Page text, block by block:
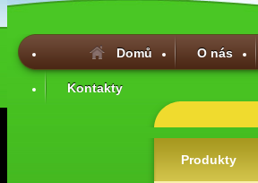
Domů O nás
Kontakty
Produkty